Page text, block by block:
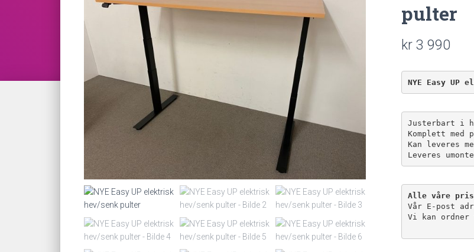
pulter
kr 3 990
NYE Easy UP
Justerbart i
Komplett med
Kan leveres
Leveres
Alle våre
Vår E-post
Vi kan